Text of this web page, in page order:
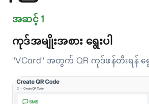
အဆင့် 1
ကုဒ်အမျိုးအစား ရွေးပါ
"VCard" အတွက် QR ကုဒ်ဖန်တီးရန် ရွေ